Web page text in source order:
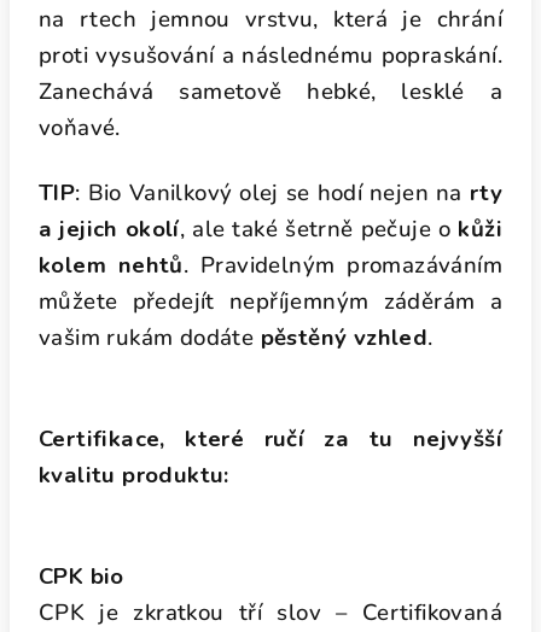
na rtech jemnou vrstvu, která je chrání
protivysušování a následnému popraskání.
Zanechává sametově hebké, lesklé a
voňavé.
TIP: Bio Vanilkový olej se hodí nejen na rty
a jejich okolí, ale také šetrně pečuje o kůži
kolem nehtů. Pravidelným promazáváním
můžete předejít nepříjemným záděrám a
vašim rukám dodáte pěstěný vzhled.
Certifikace, které ručí za tu nejvyšší
kvalitu produktu:
CPK bio
CPK je zkratkou tří slov – Certifikovaná